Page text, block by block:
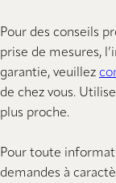
Pour des conseils
prise de mesures,
garantie, veuillez
de chez vous.
plus proche.
Pour toute
demandes à